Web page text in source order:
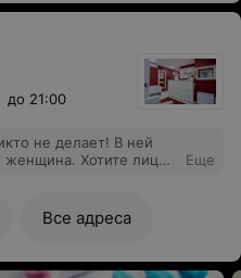
до 21:00
не делает! В ней
женщина. Хотите лицо?
Еще
Все адреса